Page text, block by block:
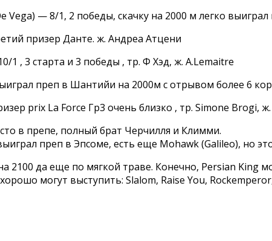
— 8/1, 2 победы, скачку на 2000 м легко
призер Данте. ж. Андреа Атцени
, 3 старта и 3 победы , тр. Ф Хэд, ж. А.Lemaitre
преп в Шантийи на 2000м с отрывом более 6
priх La Force Гр3 очень близко , тр. Simone Brogi,
в препе, полный брат Черчилля и Климми.
преп в Эпсоме, есть еще Mohawk (Galileo), но
2100 да еще по мягкой траве. Конечно, Persian
могут выступить: Slalom, Raise You,